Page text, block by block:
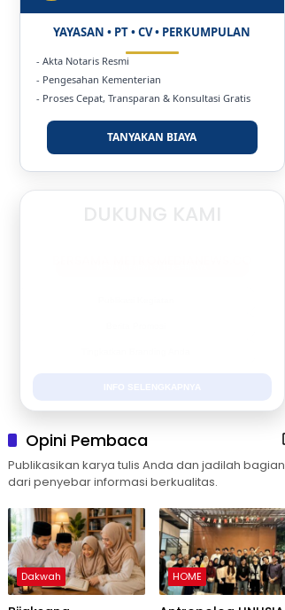
YAYASAN • PT • CV • PERKUMPULAN
- Akta Notaris Resmi
- Pengesahan Kementerian
- Proses Cepat, Transparan & Konsultasi Gratis
TANYAKAN BIAYA
Opini Pembaca
Publikasikan karya tulis Anda dan jadilah bagian
dari penyebar informasi berkualitas.
Dakwah HOME